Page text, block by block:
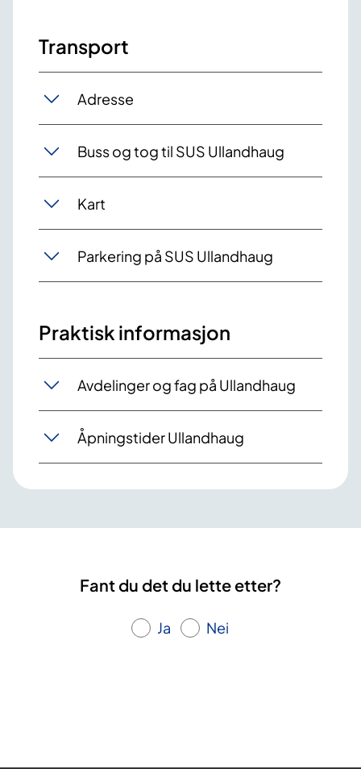
Transport
Adresse
Buss og tog til SUS Ullandhaug
Kart
Parkering på SUS Ullandhaug
Praktisk informasjon
Avdelinger og fag på Ullandhaug
Åpningstider Ullandhaug
Fant du det du lette etter?
Ja Nei